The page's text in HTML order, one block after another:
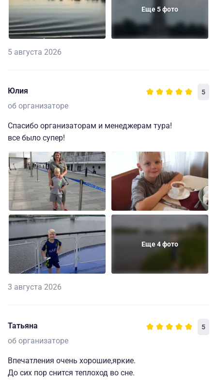
Еще 5 фото
5 августа 2026
Юлия 5
об организаторе
Спасибо организаторам и менеджерам тура!
все было супер!
Еще 4 фото
3 августа 2026
Татьяна 5
об организаторе
Впечатления очень хорошие,яркие.
До сих пор снится теплоход во сне.